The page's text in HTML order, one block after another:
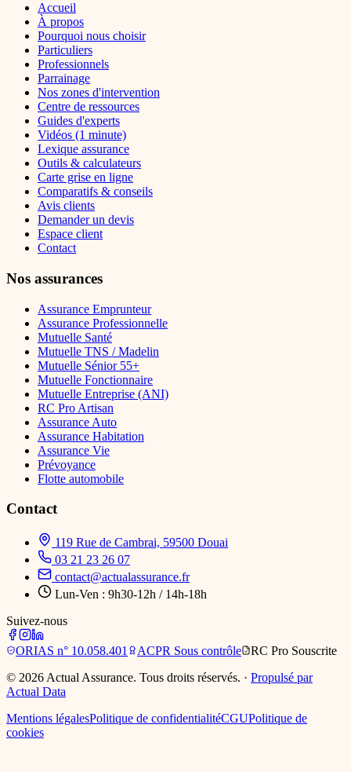
Accueil
À propos
Pourquoi nous choisir
Particuliers
Professionnels
Parrainage
Nos zones d'intervention
Centre de ressources
Guides d'experts
Vidéos (1 minute)
Lexique assurance
Outils & calculateurs
Carte grise en ligne
Comparatifs & conseils
Avis clients
Demander un devis
Espace client
Contact
Nos assurances
Assurance Emprunteur
Assurance Professionnelle
Mutuelle Santé
Mutuelle TNS / Madelin
Mutuelle Sénior 55+
Mutuelle Fonctionnaire
Mutuelle Entreprise (ANI)
RC Pro Artisan
Assurance Auto
Assurance Habitation
Assurance Vie
Prévoyance
Flotte automobile
Contact
119 Rue de Cambrai, 59500 Douai
03 21 23 26 07
contact@actualassurance.fr
Lun-Ven : 9h30-12h / 14h-18h
Suivez-nous
ORIAS n° 10.058.401 ACPR Sous contrôle RC Pro Souscrite
© 2026 Actual Assurance. Tous droits réservés. · Propulsé par
Actual Data
Mentions légalesPolitique de confidentialitéCGUPolitique de
cookies